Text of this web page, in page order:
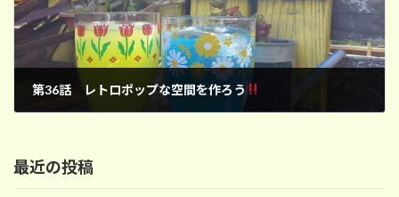
第36話 レトロポップな空間を作ろう
最近の投稿